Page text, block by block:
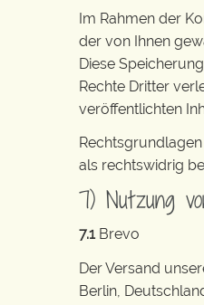
Im Rahmen der
der von Ihnen
Diese
Rechte Dritter
veröffentlichten
als rechtswidrig
7) Nutzung
7.1Brevo
Der Versand
Berlin,